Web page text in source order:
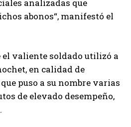
analizadas que
abonos“, manifestó el
el valiente soldado utilizó a
en calidad de
puso a su nombre varias
de elevado desempeño,